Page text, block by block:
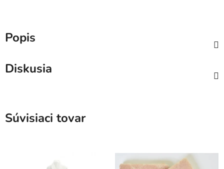
Popis
Diskusia
Súvisiaci tovar